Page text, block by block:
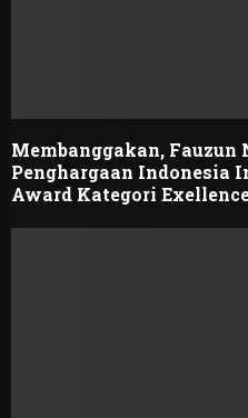
Membanggakan, Fauzun
Penghargaan Indonesia
Award Kategori